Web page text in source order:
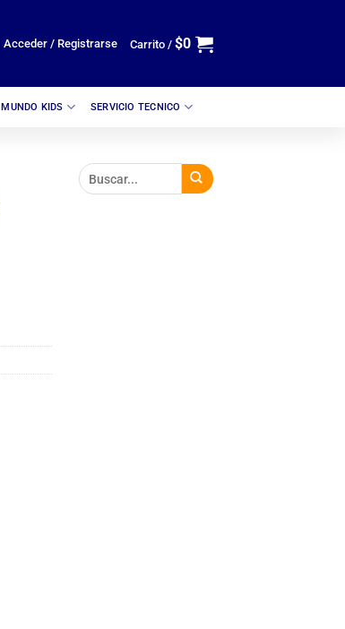
Acceder / Registrarse Carrito / $0
MUNDO KIDS SERVICIO TECNICO